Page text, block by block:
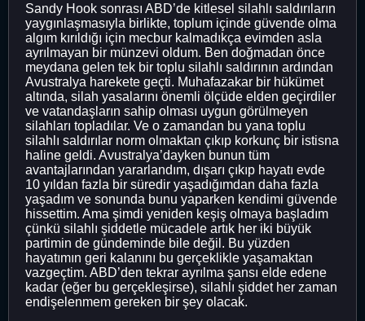
Sandy Hook sonrası ABD’de kitlesel silahlı saldırıların
yaygınlaşmasıyla birlikte, toplum içinde güvende olma
algım kırıldığı için mecbur kalmadıkça evimden asla
ayrılmayan bir münzevi oldum. Ben doğmadan önce
meydana gelen tek bir toplu silahlı saldırının ardından
Avustralya harekete geçti. Muhafazakar bir hükümet
altında, silah yasalarını önemli ölçüde elden geçirdiler
ve vatandaşların sahip olması uygun görülmeyen
silahları topladılar. Ve o zamandan bu yana toplu
silahlı saldırılar norm olmaktan çıkıp korkunç bir istisna
haline geldi. Avustralya’dayken bunun tüm
avantajlarından yararlandım, dışarı çıkıp hayatı evde
10 yıldan fazla bir süredir yaşadığımdan daha fazla
yaşadım ve sonunda bunu yaparken kendimi güvende
hissettim. Ama şimdi yeniden keşiş olmaya başladım
çünkü silahlı şiddetle mücadele artık her iki büyük
partimin de gündeminde bile değil. Bu yüzden
hayatımın geri kalanını bu gerçeklikle yaşamaktan
vazgeçtim. ABD’den tekrar ayrılma şansı elde edene
kadar (eğer bu gerçekleşirse), silahlı şiddet her zaman
endişelenmem gereken bir şey olacak.